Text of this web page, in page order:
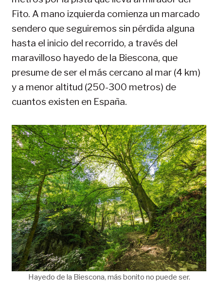
Fito. A mano izquierda comienza un marcado
sendero que seguiremos sin pérdida alguna
hasta el inicio del recorrido, a través del
maravilloso hayedo de la Biescona, que
presume de ser el más cercano al mar (4 km)
y a menor altitud (250-300 metros) de
cuantos existen en España.
Hayedo de la Biescona, más bonito no puede ser.